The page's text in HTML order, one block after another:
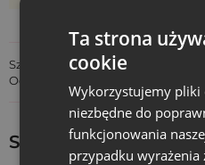
Opakowania na Prezenty:
wyglądowi, są doskonałe
Gadżety Firmowe:
sprawia, że woreczki stają
marketingowym,
Szczegóły dotyczące zgodności
Odpowiedzialność za produkt
Sprawdź inne
Ta strona
cookie
Wykorzystujemy pliki
niezbędne do
funkcjonowania
przypadku